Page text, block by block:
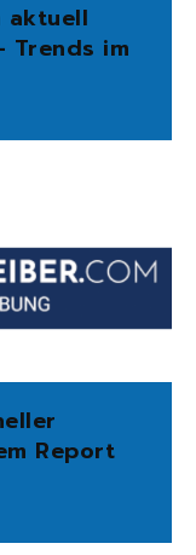
aktuell
im
Report